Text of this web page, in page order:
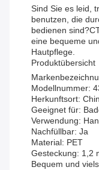
Sind Sie es leid,
benutzen, die
bedienen
eine bequeme
Hautpflege.
Produktübersicht
Modellnummer:
Herkunftsort:
Geeignet für:
Verwendung:
Nachfüllbar: Ja
Material: PET
Gesteckung: 1,2
Bequem und